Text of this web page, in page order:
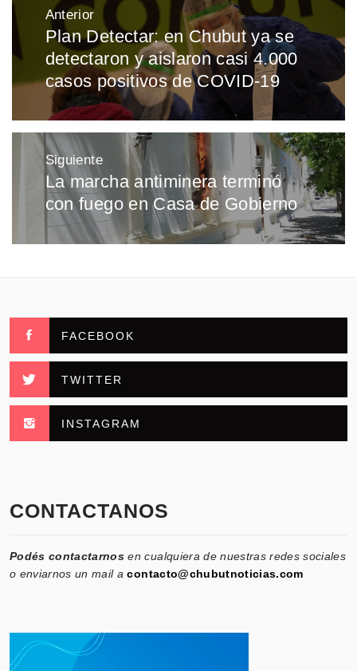
de
entradas
Anterior
Entrada
anterior:
Plan Detectar: en Chubut ya se
detectaron y aislaron casi 4.000
casos positivos de COVID-19
Siguiente
Entrada
siguiente:
La marcha antiminera terminó
con fuego en Casa de Gobierno
FACEBOOK
TWITTER
INSTAGRAM
CONTACTANOS
Podés contactarnos en cualquiera de nuestras redes sociales
o enviarnos un mail acontacto@chubutnoticias.com